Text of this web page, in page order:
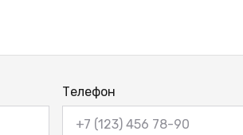
Телефон